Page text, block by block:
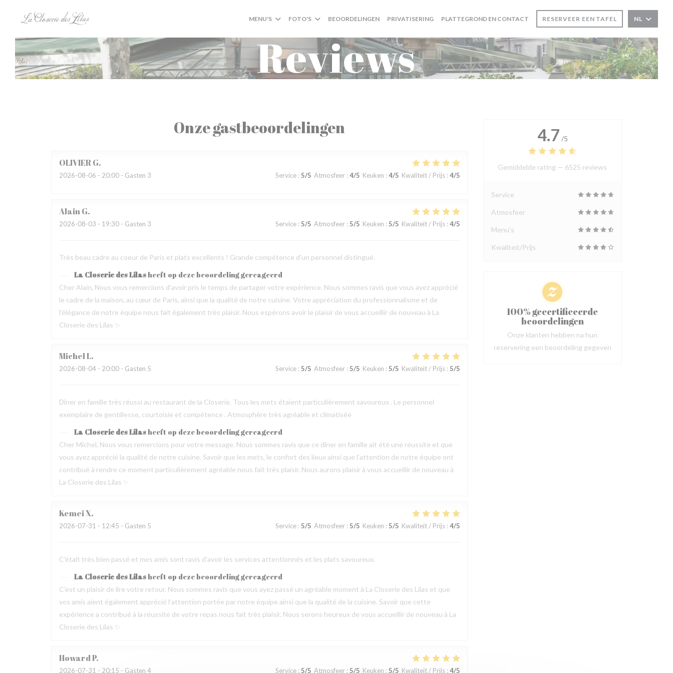
MENU'S FOTO'S BEOORDELINGEN PRIVATISERING PLATTEGROND EN CONTACT RESERVEER EEN TAFEL NL
Reviews
Onze gastbeoordelingen
OLIVIERG
2026-08-06 - 20:00 - Gasten 3 Service: 5/5 Atmosfeer: 4/5 Keuken : 4/5 Kwaliteit / Prijs: 4/5
AlainG
2026-08-03 - 19:30 - Gasten 3 Service: 5/5 Atmosfeer: 5/5 Keuken : 5/5 Kwaliteit / Prijs: 4/5
Très beau cadre au coeur de Paris et plats excellents ! Grande compétence d'un personnel distingué.
La Closerie des Lilasheeft op deze beoordeling gereageerd
Cher Alain, Nous vous remercions d’avoir pris le temps de partager votre expérience. Nous sommes ravis que vous ayez apprécié
le cadre de la maison, au cœur de Paris, ainsi que la qualité de notre cuisine. Votre appréciation du professionnalisme et de
l’élégance de notre équipe nous fait également très plaisir. Nous espérons avoir le plaisir de vous accueillir de nouveau à La
Closerie des Lilas ✨
MichelL
2026-08-04 - 20:00 - Gasten 5 Service: 5/5 Atmosfeer: 5/5 Keuken : 5/5 Kwaliteit / Prijs: 5/5
Dîner en famille très réussi au restaurant de la Closerie. Tous les mets étaient particulièrement savoureux . Le personnel
exemplaire de gentillesse, courtoisie et compétence . Atmosphère très agréable et climatisée
La Closerie des Lilasheeft op deze beoordeling gereageerd
Cher Michel, Nous vous remercions pour votre message. Nous sommes ravis que ce dîner en famille ait été une réussite et que
vous ayez apprécié la qualité de notre cuisine. Savoir que les mets, le confort des lieux ainsi que l’attention de notre équipe ont
contribué à rendre ce moment particulièrement agréable nous fait très plaisir. Nous aurons plaisir à vous accueillir de nouveau à
La Closerie des Lilas ✨
KemeiX
2026-07-31 - 12:45 - Gasten 5 Service: 5/5 Atmosfeer: 5/5 Keuken : 5/5 Kwaliteit / Prijs: 4/5
C'était très bien passé et mes amis sont ravis d'avoir les services attentionnés et les plats savoureux.
La Closerie des Lilasheeft op deze beoordeling gereageerd
C’est un plaisir de lire votre retour. Nous sommes ravis que vous ayez passé un agréable moment à La Closerie des Lilas et que
vos amis aient également apprécié l’attention portée par notre équipe ainsi que la qualité de la cuisine. Savoir que cette
expérience a contribué à la réussite de votre repas nous fait très plaisir. Nous serons heureux de vous accueillir de nouveau à La
Closerie des Lilas ✨
HowardP
2026-07-31 - 20:15 - Gasten 4 Service: 5/5 Atmosfeer: 5/5 Keuken : 5/5 Kwaliteit / Prijs: 4/5
4.7 /5
Gemiddelde rating — 6525 reviews
Service
Atmosfeer
Menu's
Kwaliteit/Prijs
100% gecertificeerde
beoordelingen
Onze klanten hebben na hun
reservering een beoordeling gegeven